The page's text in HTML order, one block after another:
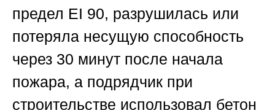
предел EI 90, разрушилась или
потеряла несущую способность
через 30 минут после начала
пожара, а подрядчик при
строительстве использовал бетон